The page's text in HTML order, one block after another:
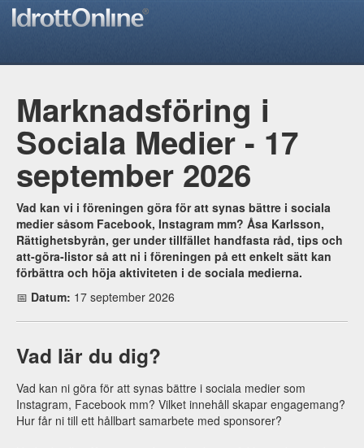
Marknadsföring i
Sociala Medier - 17
september 2026
Vad kan vi i föreningen göra för att synas bättre i sociala
medier såsom Facebook, Instagram mm? Åsa Karlsson,
Rättighetsbyrån, ger under tillfället handfasta råd, tips och
att-göra-listor så att ni i föreningen på ett enkelt sätt kan
förbättra och höja aktiviteten i de sociala medierna.
📅 Datum: 17 september 2026
Vad lär du dig?
Vad kan ni göra för att synas bättre i sociala medier som
Instagram, Facebook mm? Vilket innehåll skapar engagemang?
Hur får ni till ett hållbart samarbete med sponsorer?